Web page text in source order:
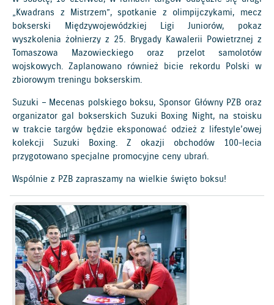
„Kwadrans z Mistrzem”, spotkanie z olimpijczykami, mecz
bokserski Międzywojewódzkiej Ligi Juniorów, pokaz
wyszkolenia żołnierzy z 25. Brygady Kawalerii Powietrznej z
Tomaszowa Mazowieckiego oraz przelot samolotów
wojskowych. Zaplanowano również bicie rekordu Polski w
zbiorowym treningu bokserskim.
Suzuki – Mecenas polskiego boksu, Sponsor Główny PZB oraz
organizator gal bokserskich Suzuki Boxing Night, na stoisku
w trakcie targów będzie eksponować odzież z lifestyle’owej
kolekcji Suzuki Boxing. Z okazji obchodów 100-lecia
przygotowano specjalne promocyjne ceny ubrań.
Wspólnie z PZB zapraszamy na wielkie święto boksu!